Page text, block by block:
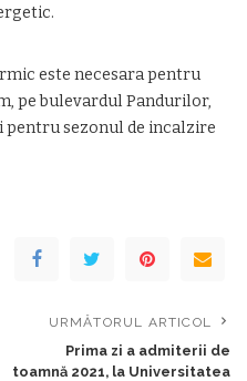
este necesara pentru
pe bulevardul Pandurilor,
pentru sezonul de incalzire
URMĂTORUL ARTICOL
Prima zi a admiterii de
toamnă 2021, la Universitatea